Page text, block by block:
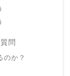
問
のか？